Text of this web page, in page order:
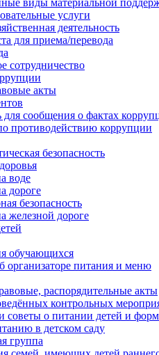
виды материальной
услуги
деятельность
для приема/перевода
сотрудничество
акты
для сообщения о фактах
противодействию коррупции
безопасность
воде
дороге
безопасность
железной дороге
обучающихся
организаторе питания и меню
распорядительные акты
контрольных
советы о питании детей и
в детском саду
группа